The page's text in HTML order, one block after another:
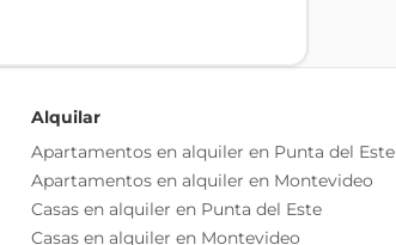
Alquilar
Apartamentos en alquiler en Punta del Este
Apartamentos en alquiler en Montevideo
Casas en alquiler en Punta del Este
Casas en alquiler en Montevideo